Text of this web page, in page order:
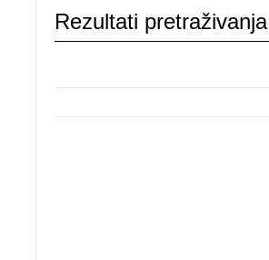
Rezultati pretraživanja